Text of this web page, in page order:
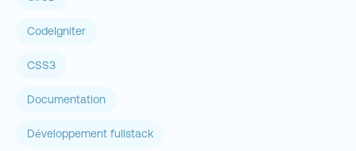
CodeIgniter
CSS3
Documentation
Développement fullstack